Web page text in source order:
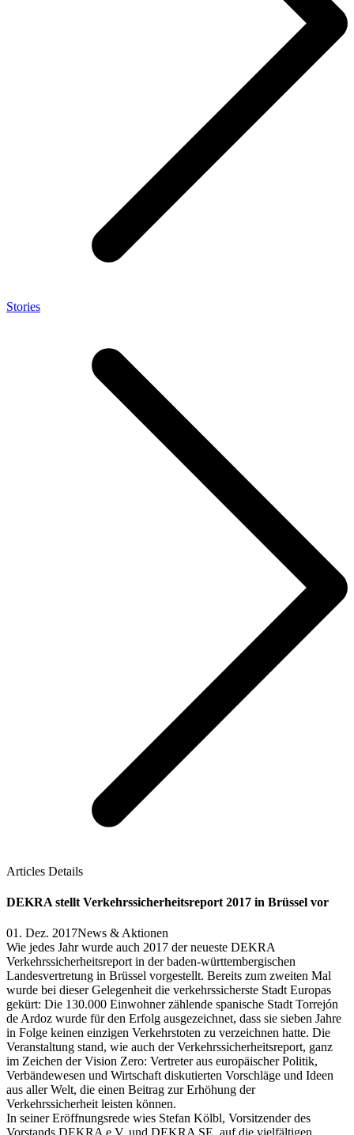
Stories
Articles Details
DEKRA stellt Verkehrssicherheitsreport 2017 in Brüssel vor
01. Dez. 2017News & Aktionen
Wie jedes Jahr wurde auch 2017 der neueste DEKRA
Verkehrssicherheitsreport in der baden-württembergischen
Landesvertretung in Brüssel vorgestellt. Bereits zum zweiten Mal
wurde bei dieser Gelegenheit die verkehrssicherste Stadt Europas
gekürt: Die 130.000 Einwohner zählende spanische Stadt Torrejón
de Ardoz wurde für den Erfolg ausgezeichnet, dass sie sieben Jahre
in Folge keinen einzigen Verkehrstoten zu verzeichnen hatte. Die
Veranstaltung stand, wie auch der Verkehrssicherheitsreport, ganz
im Zeichen der Vision Zero: Vertreter aus europäischer Politik,
Verbändewesen und Wirtschaft diskutierten Vorschläge und Ideen
aus aller Welt, die einen Beitrag zur Erhöhung der
Verkehrssicherheit leisten können.
In seiner Eröffnungsrede wies Stefan Kölbl, Vorsitzender des